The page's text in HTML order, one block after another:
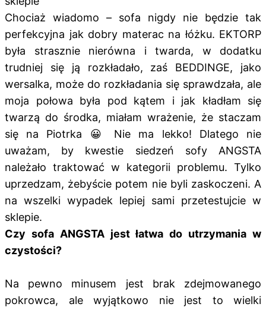
Chociaż wiadomo – sofa nigdy nie będzie tak
perfekcyjna jak dobry materac na łóżku. EKTORP
była strasznie nierówna i twarda, w dodatku
trudniej się ją rozkładało, zaś BEDDINGE, jako
wersalka, może do rozkładania się sprawdzała, ale
moja połowa była pod kątem i jak kładłam się
twarzą do środka, miałam wrażenie, że staczam
się na Piotrka 😀 Nie ma lekko! Dlatego nie
uważam, by kwestie siedzeń sofy ANGSTA
należało traktować w kategorii problemu. Tylko
uprzedzam, żebyście potem nie byli zaskoczeni. A
na wszelki wypadek lepiej sami przetestujcie w
sklepie.
Czy sofa ANGSTA jest łatwa do utrzymania w
czystości?
Na pewno minusem jest brak zdejmowanego
pokrowca, ale wyjątkowo nie jest to wielki